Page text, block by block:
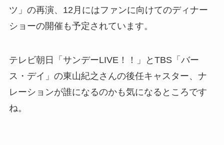
ツ」の再演、12月にはファンに向けてのディナー
ショーの開催も予定されています。
テレビ朝日「サンデーLIVE！！」とTBS「バー
ス・デイ」の東山紀之さんの後任キャスター、ナ
レーションが誰になるのかも気になるところです
ね。